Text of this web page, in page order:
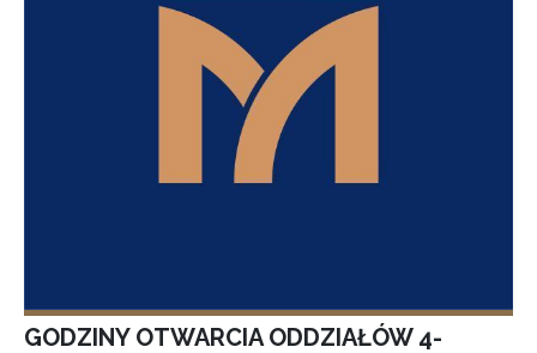
GODZINY OTWARCIA ODDZIAŁÓW 4-